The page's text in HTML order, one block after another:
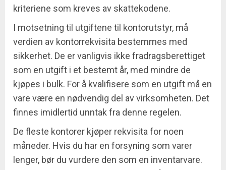
kriteriene som kreves av skattekodene.
I motsetning til utgiftene til kontorutstyr, må
verdien av kontorrekvisita bestemmes med
sikkerhet. De er vanligvis ikke fradragsberettiget
som en utgift i et bestemt år, med mindre de
kjøpes i bulk. For å kvalifisere som en utgift må en
vare være en nødvendig del av virksomheten. Det
finnes imidlertid unntak fra denne regelen.
De fleste kontorer kjøper rekvisita for noen
måneder. Hvis du har en forsyning som varer
lenger, bør du vurdere den som en inventarvare.